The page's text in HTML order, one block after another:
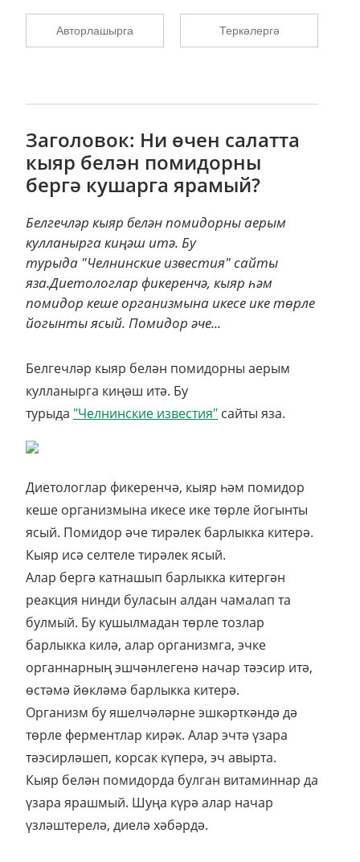
Авторлашырга Теркәлергә
Заголовок: Ни өчен салатта
кыяр белән помидорны
бергә кушарга ярамый?
Белгечләр кыяр белән помидорны аерым
кулланырга киңәш итә. Бу
турыда "Челнинские известия" сайты
яза.Диетологлар фикеренчә, кыяр һәм
помидор кеше организмына икесе ике төрле
йогынты ясый. Помидор әче...
Белгечләр кыяр белән помидорны аерым
кулланырга киңәш итә. Бу
турыда "Челнинские известия" сайты яза.
Диетологлар фикеренчә, кыяр һәм помидор
кеше организмына икесе ике төрле йогынты
ясый. Помидор әче тирәлек барлыкка китерә.
Кыяр исә селтеле тирәлек ясый.
Алар бергә катнашып барлыкка китергән
реакция нинди буласын алдан чамалап та
булмый. Бу кушылмадан төрле тозлар
барлыкка килә, алар организмга, эчке
органнарның эшчәнлегенә начар тәэсир итә,
өстәмә йөкләмә барлыкка китерә.
Организм бу яшелчәләрне эшкәрткәндә дә
төрле ферментлар кирәк. Алар эчтә үзара
тәэсирләшеп, корсак күперә, эч авырта.
Кыяр белән помидорда булган витаминнар да
үзара ярашмый. Шуңа күрә алар начар
үзләштерелә, диелә хәбәрдә.